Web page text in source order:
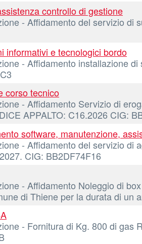
controllo di gestione
- Affidamento del servizio
informativi e tecnologici bordo
- Affidamento installazione
corso tecnico
- Affidamento Servizio di
APPALTO: C16.2026 CIG:
software, manutenzione,
- Affidamento del servizio
CIG: BB2DF74F16
- Affidamento Noleggio di
di Thiene per la durata di un
- Fornitura di Kg. 800 di